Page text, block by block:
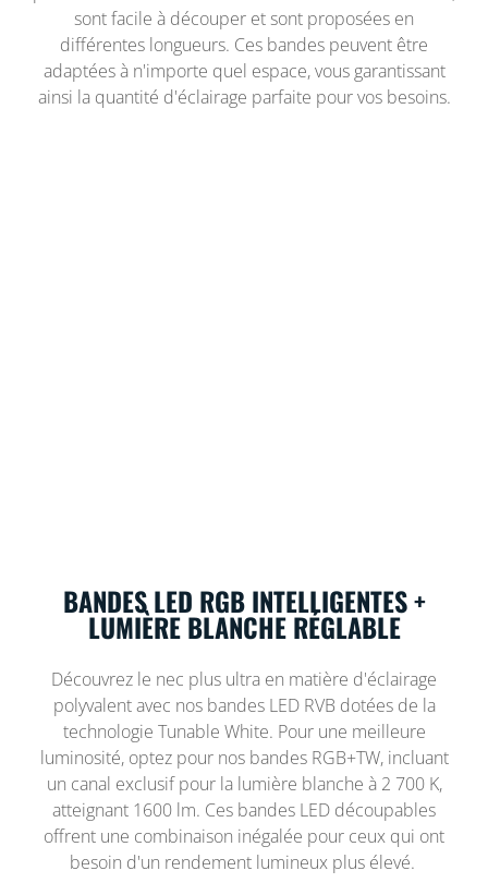
sont facile à découper et sont proposées en
différentes longueurs. Ces bandes peuvent être
adaptées à n'importe quel espace, vous garantissant
ainsi la quantité d'éclairage parfaite pour vos besoins.
BANDES LED RGB INTELLIGENTES +
LUMIÈRE BLANCHE RÉGLABLE
Découvrez le nec plus ultra en matière d'éclairage
polyvalent avec nos bandes LED RVB dotées de la
technologie Tunable White. Pour une meilleure
luminosité, optez pour nos bandes RGB+TW, incluant
un canal exclusif pour la lumière blanche à 2 700 K,
atteignant 1600 lm. Ces bandes LED découpables
offrent une combinaison inégalée pour ceux qui ont
besoin d'un rendement lumineux plus élevé.